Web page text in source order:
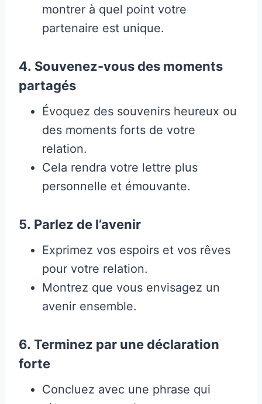
montrer à quel point votre
partenaire est unique.
4. Souvenez-vous des moments
partagés
Évoquez des souvenirs heureux ou
des moments forts de votre
relation.
Cela rendra votre lettre plus
personnelle et émouvante.
5. Parlez de l’avenir
Exprimez vos espoirs et vos rêves
pour votre relation.
Montrez que vous envisagez un
avenir ensemble.
6. Terminez par une déclaration
forte
Concluez avec une phrase qui